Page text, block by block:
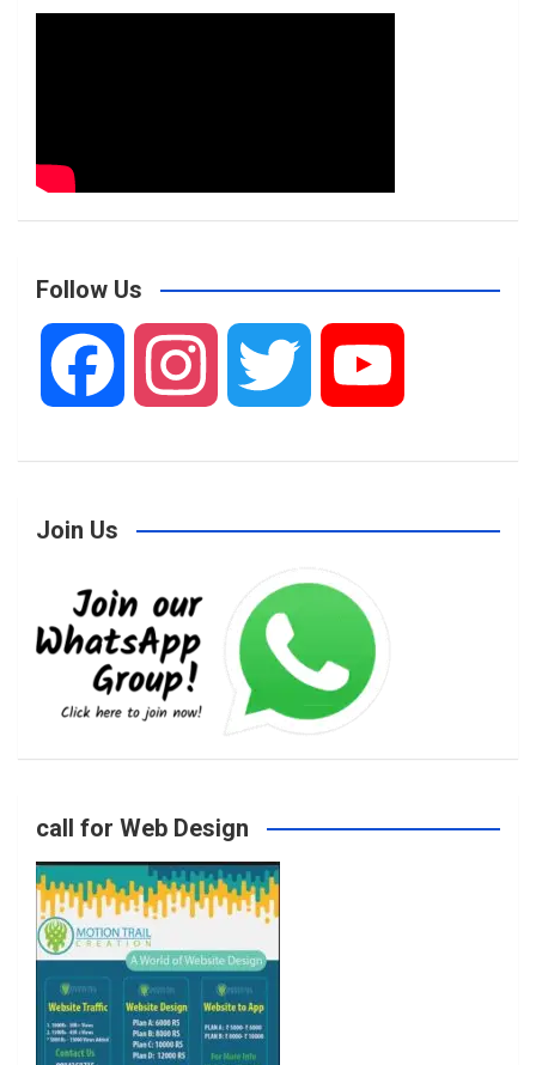
Follow Us
e
b
o
k
s
r
a
m
i u
Join Us
call for Web Design